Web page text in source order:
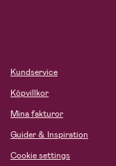
Kundservice
Köpvillkor
Mina fakturor
Guider & Inspiration
Cookie settings